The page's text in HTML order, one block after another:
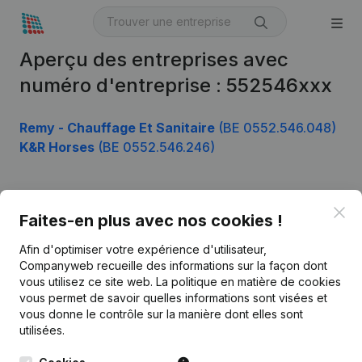
Aperçu des entreprises avec
numéro d'entreprise : 552546xxx
Remy - Chauffage Et Sanitaire (BE 0552.546.048)
K&R Horses (BE 0552.546.246)
Faites-en plus avec nos cookies !
Afin d'optimiser votre expérience d'utilisateur,
Companyweb recueille des informations sur la façon dont
vous utilisez ce site web. La politique en matière de cookies
vous permet de savoir quelles informations sont visées et
vous donne le contrôle sur la manière dont elles sont
utilisées.
Français
Kantorenpark Everest
248D,
Monitoring
Recherche internationale